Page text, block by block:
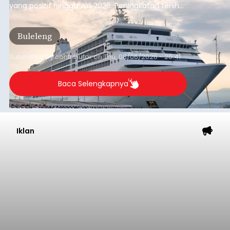
yang positif hingga Juli 2026. Peningkatan terlihat
dari arus kapal yang mencapai 1,48 juta Gross
Tonnage (GT), atau tumbuh 12,4 persen
dibandingkan periode yang sama tahun lalu
yang tercatat sebesar 1,32 juta GT.
Buleleng
Submitted bycontributoronThu, 08/06/2026 - 20:41
Baca Selengkapnya
Iklan